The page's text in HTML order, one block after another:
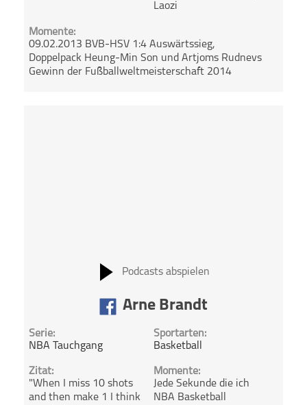
Laozi
Momente:
09.02.2013 BVB-HSV 1:4 Auswärtssieg,
Doppelpack Heung-Min Son und Artjoms Rudnevs
Gewinn der Fußballweltmeisterschaft 2014
Podcasts abspielen
Arne Brandt
Serie:
NBA Tauchgang
Sportarten:
Basketball
Zitat:
"When I miss 10 shots
and then make 1 I think
Momente:
Jede Sekunde die ich
NBA Basketball